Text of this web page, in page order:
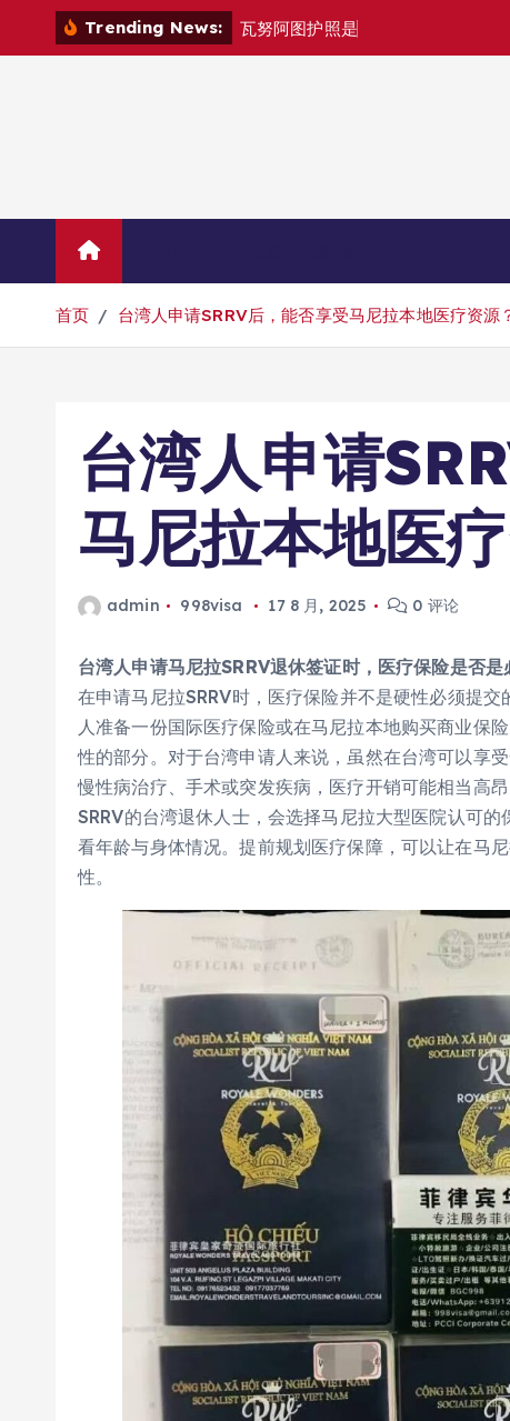
Trending News: 瓦努阿图护照是
首页 台湾人申请SRRV后，能否享受马尼拉本地医疗资源
台湾人申请
马尼拉本地医
admin 998visa 17 8 月, 2025 0 评论
台湾人申请马尼拉SRRV退休签证时，医疗保险是否是
在申请马尼拉SRRV时，医疗保险并不是硬性必须提
人准备一份国际医疗保险或在马尼拉本地购买商业保
性的部分。对于台湾申请人来说，虽然在台湾可以享
慢性病治疗、手术或突发疾病，医疗开销可能相当高
SRRV的台湾退休人士，会选择马尼拉大型医院认可
看年龄与身体情况。提前规划医疗保障，可以让在马
性。